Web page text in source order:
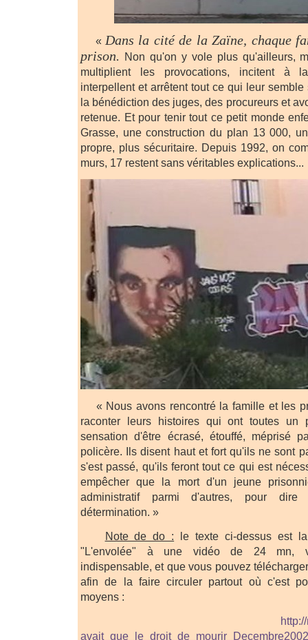
« Dans la cité de la Zaïne, chaque
prison. Non qu'on y vole plus qu'ailleurs,
multiplient les provocations, incitent à
interpellent et arrêtent tout ce qui leur
la bénédiction des juges, des procureurs et
retenue. Et pour tenir tout ce petit monde
Grasse, une construction du plan 13 000,
propre, plus sécuritaire. Depuis 1992, on
murs, 17 restent sans véritables explications...
« Nous avons rencontré la famille et les
raconter leurs histoires qui ont toutes un
sensation d'être écrasé, étouffé, méprisé
policère. Ils disent haut et fort qu'ils ne sont
s'est passé, qu'ils feront tout ce qui est
empêcher que la mort d'un jeune
administratif parmi d'autres, pour
détermination. »
Note de do : le texte ci-dessus est
"L'envolée" à une vidéo de 24 mn,
indispensable, et que vous pouvez
afin de la faire circuler partout où c'est
moyens :